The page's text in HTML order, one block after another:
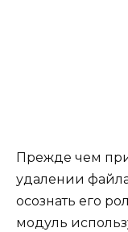
Прежде чем
удалении
осознать его
модуль